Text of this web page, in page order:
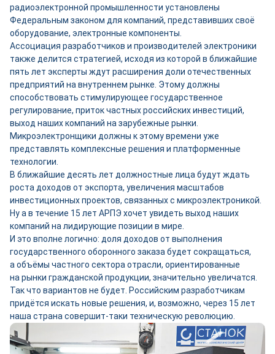
радиоэлектронной промышленности установлены
Федеральным законом для компаний, представивших своё
оборудование, электронные компоненты.
Ассоциация разработчиков и производителей электроники
также делится стратегией, исходя из которой в ближайшие
пять лет эксперты ждут расширения доли отечественных
предприятий на внутреннем рынке. Этому должны
способствовать стимулирующее государственное
регулирование, приток частных российских инвестиций,
выход наших компаний на зарубежные рынки.
Микроэлектронщики должны к этому времени уже
представлять комплексные решения и платформенные
технологии.
В ближайшие десять лет должностные лица будут ждать
роста доходов от экспорта, увеличения масштабов
инвестиционных проектов, связанных с микроэлектроникой.
Ну а в течение 15 лет АРПЭ хочет увидеть выход наших
компаний на лидирующие позиции в мире.
И это вполне логично: доля доходов от выполнения
государственного оборонного заказа будет сокращаться,
а объёмы частного сектора отрасли, ориентированные
на рынки гражданской продукции, значительно увеличатся.
Так что вариантов не будет. Российским разработчикам
придётся искать новые решения, и, возможно, через 15 лет
наша страна совершит‑таки техническую революцию.